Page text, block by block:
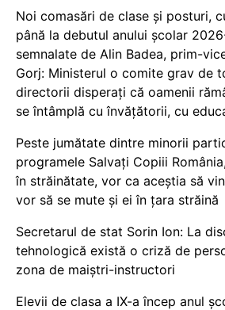
Noi comasări de clase și posturi,
până la debutul anului școlar
semnalate de Alin Badea, prim-
Gorj: Ministerul o comite grav de
directorii disperați că oamenii
se întâmplă cu învățătorii, cu
Peste jumătate dintre minorii
programele Salvați Copiii
în străinătate, vor ca aceștia să
vor să se mute și ei în țara străină
Secretarul de stat Sorin Ion: La
tehnologică există o criză de
zona de maiștri-instructori
Elevii de clasa a IX-a încep anul